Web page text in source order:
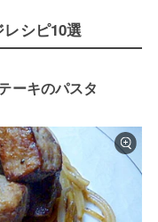
シピ10選
ーキのパスタ